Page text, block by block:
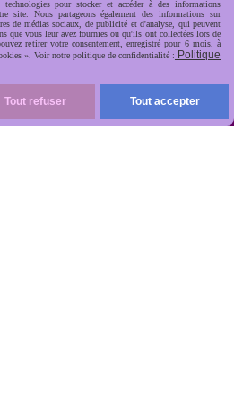
soignée, sécurisée
pour stocker et accéder à des informations
site. Nous partageons également des informations sur
de médias sociaux, de publicité et d'analyse, qui peuvent
que vous leur avez fournies ou qu'ils ont collectées lors de
retirer votre consentement, enregistré pour 6 mois, à
». Voir notre politique de confidentialité : Politique
Tout refuser Tout accepter